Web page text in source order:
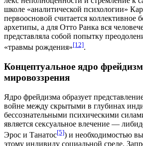
школе «аналитической психологии»
первоосновой считается коллективное
архетипы, а для Отто Ранка вся
представляла собой попытку
«травмы рождения»[12].
Концептуальное ядро
мировоззрения
Ядро фрейдизма образует
войне между скрытыми в глубинах
бессознательными психическими
является сексуальное влечение —
Эрос и Танатос[5]) и необходимостью
этому индивиду социальной среде.